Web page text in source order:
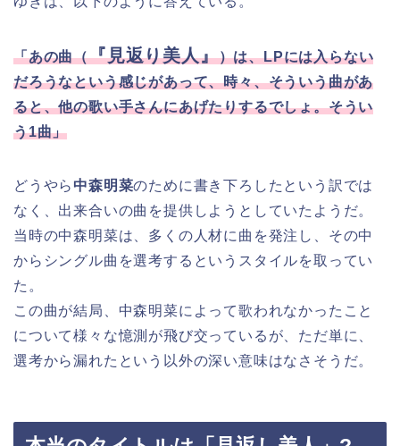
「あの曲（『見返り美人』）は、LPには入らない
だろうなという感じがあって、時々、そういう曲があ
ると、他の歌い手さんにあげたりするでしょ。そうい
う1曲」
どうやら 中森明菜のために書き下ろしたという訳では
なく、出来合いの曲を提供しようとしていたようだ。
当時の中森明菜は、多くの人材に曲を発注し、その中
からシングル曲を選考するというスタイルを取ってい
た。
この曲が結局、中森明菜によって歌われなかったこと
について様々な憶測が飛び交っているが、ただ単に、
選考から漏れたという以外の深い意味はなさそうだ。